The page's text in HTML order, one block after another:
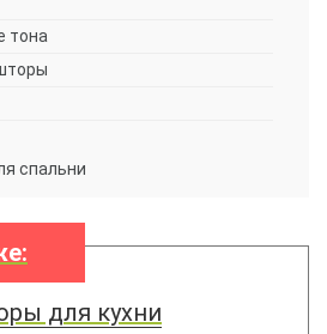
тона
спальни
для кухни